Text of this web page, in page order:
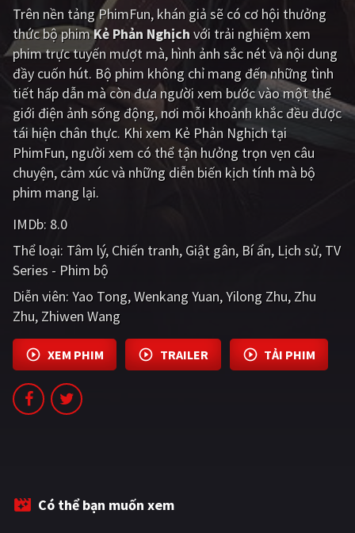
QUỐC GIA
Âu - Mỹ Trung Quốc - Hồng Kông
Hàn Quốc Nhật Bản
Ấn Độ Việt Nam
Tổng hợp
CẬP NHẬT
PHIM BỘ
PHIM LẺ
TUYỂN TẬP PHIM
BLOG
Trên nền tảngPhimFun, khán giả sẽ có cơ hội thưởng
thức bộ phimKẻ Phản Nghịchvới trải nghiệm xem
phim trực tuyến mượt mà, hình ảnh sắc nét và nội dung
đầy cuốn hút. Bộ phim không chỉ mang đến những tình
tiết hấp dẫn mà còn đưa người xem bước vào một thế
giới điện ảnh sống động, nơi mỗi khoảnh khắc đều được
tái hiện chân thực. Khi xem Kẻ Phản Nghịch tại
PhimFun, người xem có thể tận hưởng trọn vẹn câu
chuyện, cảm xúc và những diễn biến kịch tính mà bộ
phim mang lại.
IMDb: 8.0
Thể loại: Tâm lý Chiến tranh Giật gân Bí ẩn Lịch sử TV
Series - Phim bộ
Diễn viên: Yao Tong Wenkang Yuan Yilong Zhu Zhu
Zhu Zhiwen Wang
XEM PHIM TRAILER TẢI PHIM
Có thể bạn muốn xem